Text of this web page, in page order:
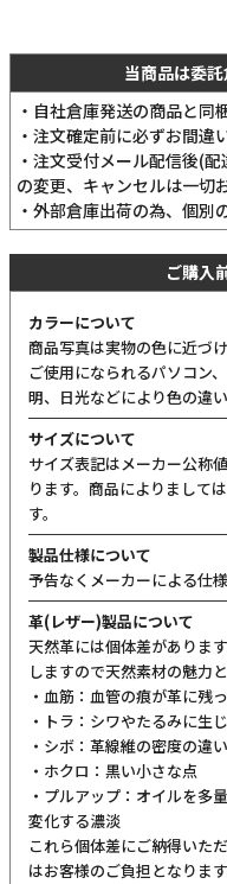
当商品は委
・自社倉庫発送の商品と同
・注文確定前に必ずお間違
・注文受付メール配信後(
の変更、キャンセルは一切
・外部倉庫出荷の為、個別
ご購入
カラーについて
商品写真は実物の色に近づ
ご使用になられるパソコン
明、日光などにより色の違
サイズについて
サイズ表記はメーカー公称
ります。商品によりまして
す。
製品仕様について
予告なくメーカーによる仕
革(レザー)製品について
天然革には個体差がありま
しますので天然素材の魅力
・血筋：血管の痕が革に残
・トラ：シワやたるみに生
・シボ：革線維の密度の違
・ホクロ：黒い小さな点
・プルアップ：オイルを多
変化する濃淡
これら個体差にご納得いた
はお客様のご負担となります